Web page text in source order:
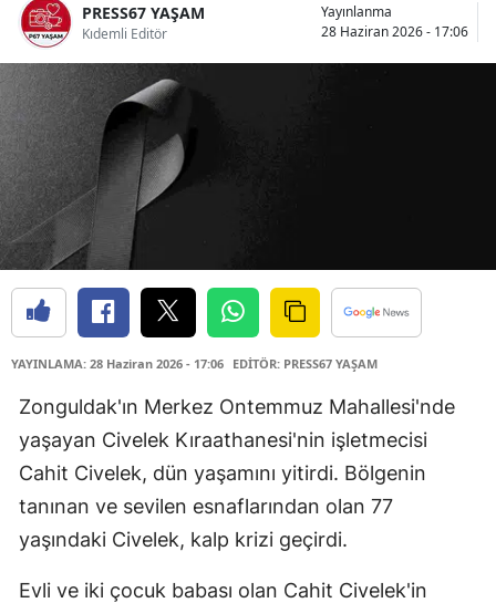
PRESS67 YAŞAM
Kıdemli Editör
Yayınlanma
28 Haziran 2026 - 17:06
YAYINLAMA: 28 Haziran 2026 - 17:06 EDİTÖR: PRESS67 YAŞAM
Zonguldak'ın Merkez Ontemmuz Mahallesi'nde
yaşayan Civelek Kıraathanesi'nin işletmecisi
Cahit Civelek, dün yaşamını yitirdi. Bölgenin
tanınan ve sevilen esnaflarından olan 77
yaşındaki Civelek, kalp krizi geçirdi.
Evli ve iki çocuk babası olan Cahit Civelek'in